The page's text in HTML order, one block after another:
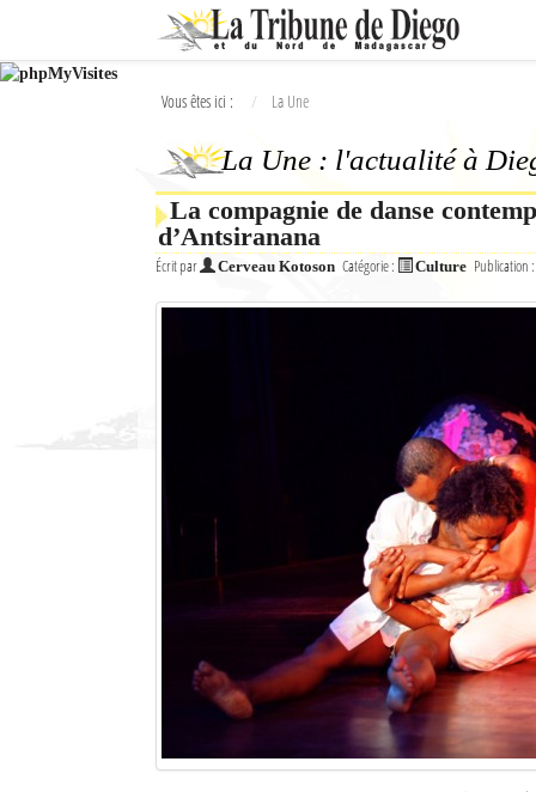
Ok
L'actualité à Diego Suarez
Vous êtes ici : La Une
La Une : l'actualité à
La compagnie de danse
d’Antsiranana
Écrit par Cerveau Kotoson Catégorie : Culture Publication :